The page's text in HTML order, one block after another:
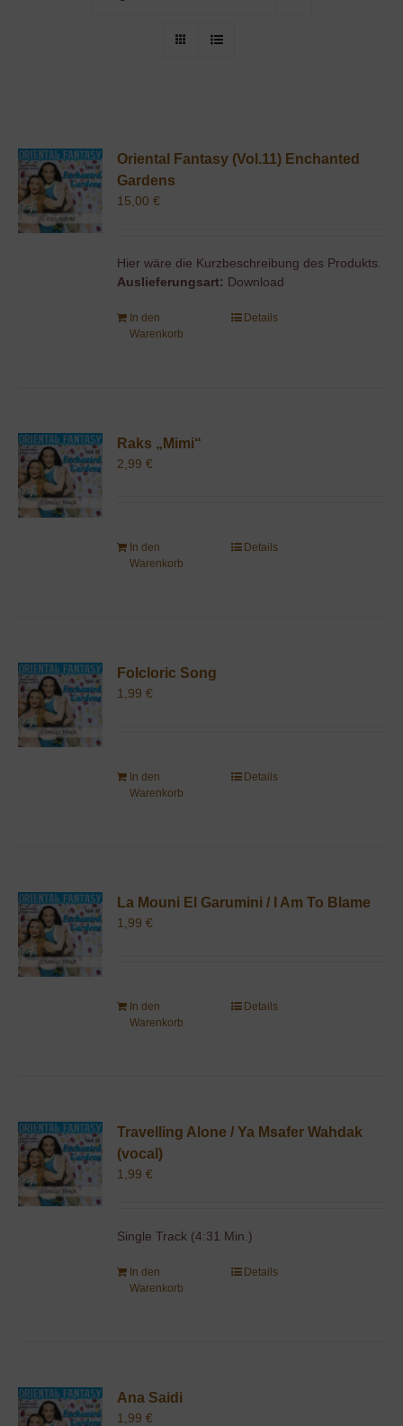
Oriental Fantasy (Vol.11) Enchanted
Gardens
15,00€
Hier wäre die Kurzbeschreibung des Produkts.
Auslieferungsart: Download
In den
Warenkorb
Details
Raks „Mimi“
2,99€
In den
Warenkorb
Details
Folcloric Song
1,99€
In den
Warenkorb
Details
La Mouni El Garumini / I Am To Blame
1,99€
In den
Warenkorb
Details
Travelling Alone / Ya Msafer Wahdak
(vocal)
1,99€
Single Track (4:31 Min.)
In den
Warenkorb
Details
Ana Saidi
1,99€